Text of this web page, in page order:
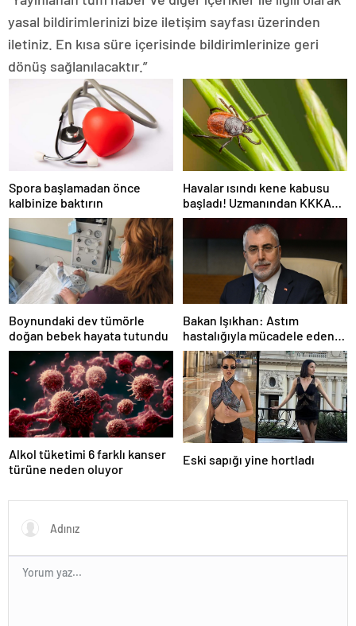
yasal bildirimlerinizi bize iletişim sayfası üzerinden
iletiniz. En kısa süre içerisinde bildirimlerinize geri
dönüş sağlanılacaktır.”
Spora başlamadan önce
kalbinize baktırın
Havalar ısındı kene kabusu
başladı! Uzmanından KKKA
virüsü bulaştıran kenelere
Boynundaki dev tümörle
doğan bebek hayata tutundu
Bakan Işıkhan: Astım
hastalığıyla mücadele eden
vatandaşlarımızın her zaman
yanındayız
Alkol tüketimi 6 farklı kanser
türüne neden oluyor
Eski sapığı yine hortladı